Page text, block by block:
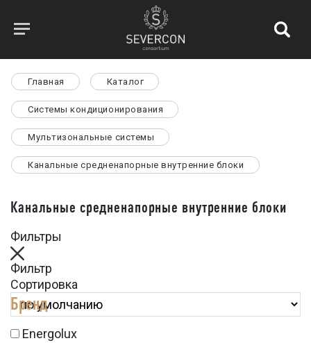
Главная Каталог
Системы кондиционирования
Мультизональные системы
Канальные средненапорные внутренние блоки
Канальные средненапорные внутренние блоки
Фильтры
Фильтр
Сортировка
Бренд
Energolux